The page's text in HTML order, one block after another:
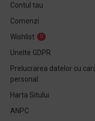
Contul tau
Comenzi
Wishlist
0
Unelte GDPR
Prelucrarea datelor cu
personal
Harta Sitului
ANPC